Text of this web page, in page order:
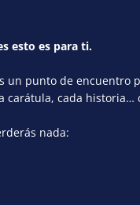
esto es para ti.
un punto de encuentro
carátula, cada historia…
nada: